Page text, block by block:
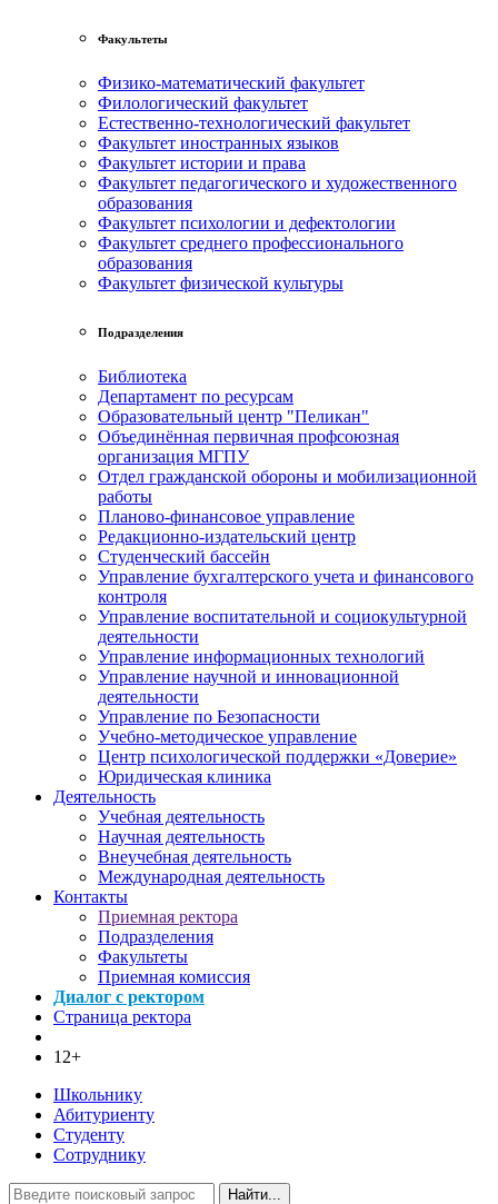
Факультеты
Физико-математический факультет
Филологический факультет
Естественно-технологический факультет
Факультет иностранных языков
Факультет истории и права
Факультет педагогического и художественного
образования
Факультет психологии и дефектологии
Факультет среднего профессионального
образования
Факультет физической культуры
Подразделения
Библиотека
Департамент по ресурсам
Образовательный центр "Пеликан"
Объединённая первичная профсоюзная
организация МГПУ
Отдел гражданской обороны и мобилизационной
работы
Планово-финансовое управление
Редакционно-издательский центр
Студенческий бассейн
Управление бухгалтерского учета и финансового
контроля
Управление воспитательной и социокультурной
деятельности
Управление информационных технологий
Управление научной и инновационной
деятельности
Управление по Безопасности
Учебно-методическое управление
Центр психологической поддержки «Доверие»
Юридическая клиника
Деятельность
Учебная деятельность
Научная деятельность
Внеучебная деятельность
Международная деятельность
Контакты
Приемная ректора
Подразделения
Факультеты
Приемная комиссия
Диалог с ректором
Страница ректора
12+
Школьнику
Абитуриенту
Студенту
Сотруднику
Найти...